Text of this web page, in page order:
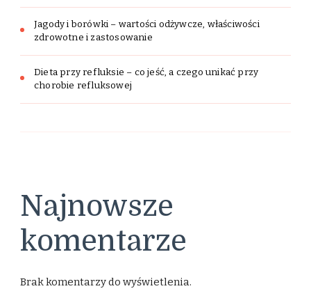
Jagody i borówki – wartości odżywcze, właściwości
zdrowotne i zastosowanie
Dieta przy refluksie – co jeść, a czego unikać przy
chorobie refluksowej
Najnowsze
komentarze
Brak komentarzy do wyświetlenia.